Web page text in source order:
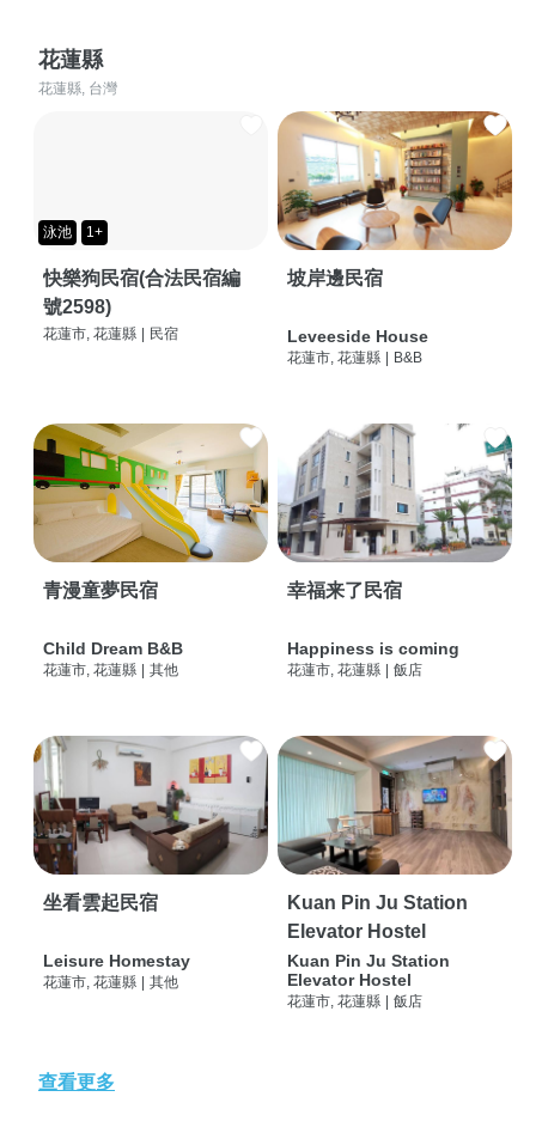
花蓮縣
花蓮縣, 台灣
泳池 1+
快樂狗民宿(合法民宿編
號2598)
花蓮市, 花蓮縣 民宿
坡岸邊民宿
Leveeside House
花蓮市, 花蓮縣 B&B
青漫童夢民宿
Child Dream B&B
花蓮市, 花蓮縣 其他
幸福来了民宿
Happiness is coming
花蓮市, 花蓮縣 飯店
坐看雲起民宿
Leisure Homestay
花蓮市, 花蓮縣 其他
Kuan Pin Ju Station
Elevator Hostel
Kuan Pin Ju Station
Elevator Hostel
花蓮市, 花蓮縣 飯店
查看更多